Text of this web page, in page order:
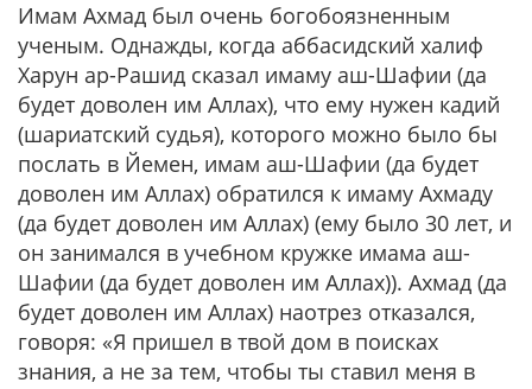
Имам Ахмад был очень богобоязненным
ученым. Однажды, когда аббасидский халиф
Харун ар-Рашид сказал имаму аш-Шафии (да
будет доволен им Аллах), что ему нужен кадий
(шариатский судья), которого можно было бы
послать в Йемен, имам аш-Шафии (да будет
доволен им Аллах) обратился к имаму Ахмаду
(да будет доволен им Аллах) (ему было 30 лет, и
он занимался в учебном кружке имама аш-
Шафии (да будет доволен им Аллах)). Ахмад (да
будет доволен им Аллах) наотрез отказался,
говоря: «Я пришел в твой дом в поисках
знания, а не за тем, чтобы ты ставил меня в